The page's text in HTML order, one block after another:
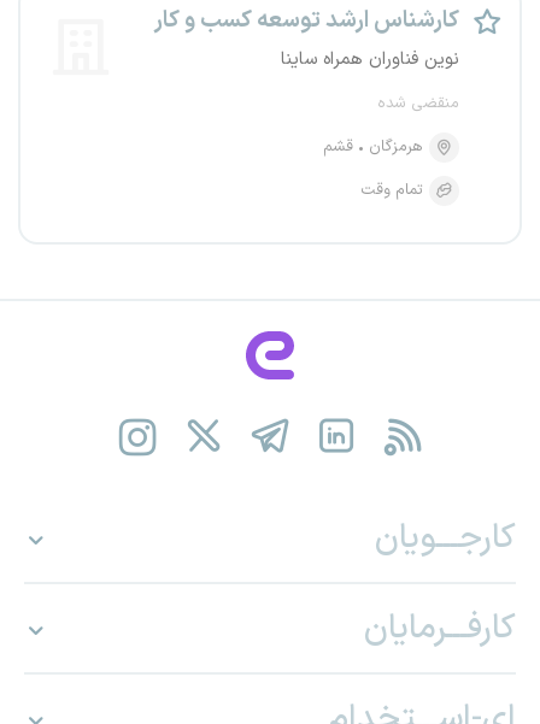
کارشناس ارشد توسعه کسب و کار
نوین فناوران همراه ساینا
منقضی شده
هرمزگان
قشم
تمام وقت
کارجـــویان
کارفـــرمایان